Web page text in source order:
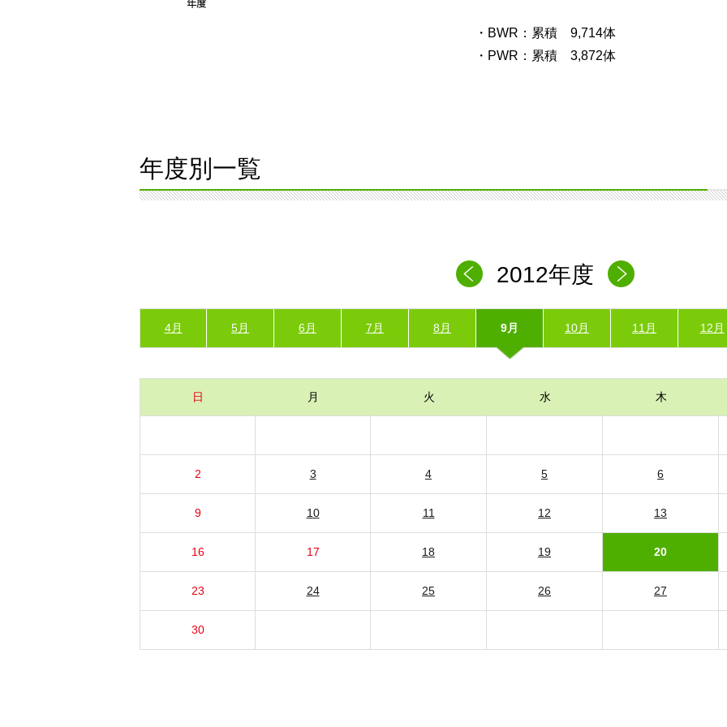
・BWR：累積 9,714体
・PWR：累積 3,872体
年度別一覧
2012年度
4月 5月 6月 7月 8月 9月 10月 11月 12月
日 月 火 水 木
2 3 4 5 6
9 10 11 12 13
16 17 18 19 20
23 24 25 26 27
30